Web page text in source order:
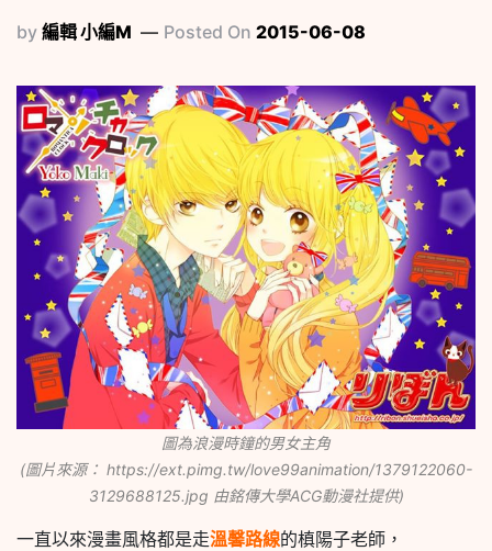
by 編輯 小編M Posted On 2015-06-08
圖為浪漫時鐘的男女主角
(圖片來源： https://ext.pimg.tw/love99animation/1379122060-
3129688125.jpg 由銘傳大學ACG動漫社提供)
一直以來漫畫風格都是走溫馨路線的槙陽子老師，